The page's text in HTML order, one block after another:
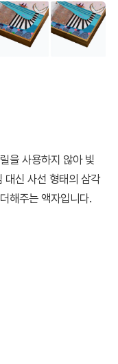
을 사용하지 않아 빛
대신 사선 형태의 삼각
해주는 액자입니다.